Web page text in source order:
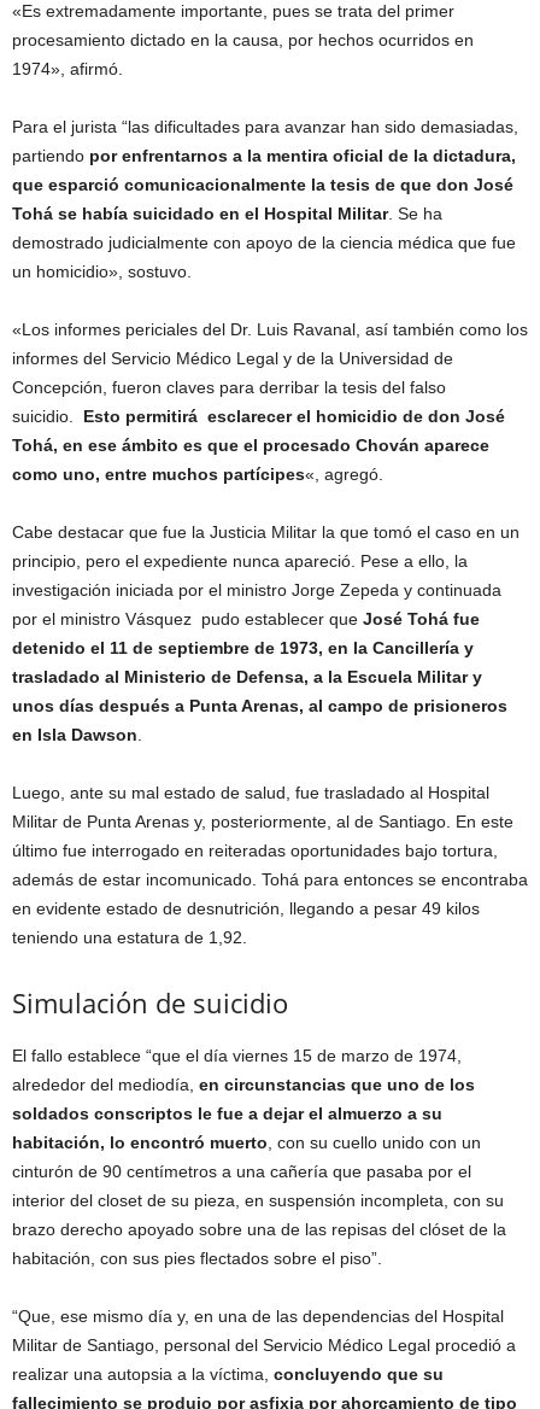
«Es extremadamente importante, pues se trata del primer
procesamiento dictado en la causa, por hechos ocurridos en
1974», afirmó.
Para el jurista “las dificultades para avanzar han sido demasiadas,
partiendo por enfrentarnos a la mentira oficial de la dictadura,
que esparció comunicacionalmente la tesis de que don José
Tohá se había suicidado en el Hospital Militar. Se ha
demostrado judicialmente con apoyo de la ciencia médica que fue
un homicidio», sostuvo.
«Los informes periciales del Dr. Luis Ravanal, así también como los
informes del Servicio Médico Legal y de la Universidad de
Concepción, fueron claves para derribar la tesis del falso
suicidio. Esto permitirá esclarecer el homicidio de don José
Tohá, en ese ámbito es que el procesado Chován aparece
como uno, entre muchos partícipes«, agregó.
Cabe destacar que fue la Justicia Militar la que tomó el caso en un
principio, pero el expediente nunca apareció. Pese a ello, la
investigación iniciada por el ministro Jorge Zepeda y continuada
por el ministro Vásquez pudo establecer que José Tohá fue
detenido el 11 de septiembre de 1973, en la Cancillería y
trasladado al Ministerio de Defensa, a la Escuela Militar y
unos días después a Punta Arenas, al campo de prisioneros
en Isla Dawson
Luego, ante su mal estado de salud, fue trasladado al Hospital
Militar de Punta Arenas y, posteriormente, al de Santiago. En este
último fue interrogado en reiteradas oportunidades bajo tortura,
además de estar incomunicado. Tohá para entonces se encontraba
en evidente estado de desnutrición, llegando a pesar 49 kilos
teniendo una estatura de 1,92.
Simulación de suicidio
El fallo establece “que el día viernes 15 de marzo de 1974,
alrededor del mediodía, en circunstancias que uno de los
soldados conscriptos le fue a dejar el almuerzo a su
habitación, lo encontró muerto , con su cuello unido con un
cinturón de 90 centímetros a una cañería que pasaba por el
interior del closet de su pieza, en suspensión incompleta, con su
brazo derecho apoyado sobre una de las repisas del clóset de la
habitación, con sus pies flectados sobre el piso”.
“Que, ese mismo día y, en una de las dependencias del Hospital
Militar de Santiago, personal del Servicio Médico Legal procedió a
realizar una autopsia a la víctima, concluyendo que su
fallecimiento se produjo por asfixia por ahorcamiento de tipo